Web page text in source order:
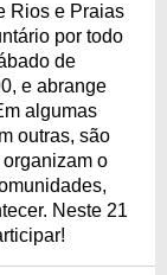
Rios e Praias
por todo
de
e abrange
algumas
outras, são
o
Neste 21